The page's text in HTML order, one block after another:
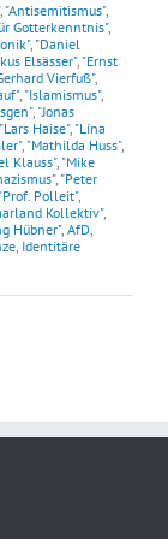
, "Antisemitismus",
Gotterkenntnis",
, "Daniel
Elsässer", "Ernst
Vierfuß",
, "Islamismus",
, "Jonas
"Lars Haise", "Lina
, "Mathilda Huss",
Klauss", "Mike
, "Peter
"Prof. Polleit",
Kollektiv",
Hübner", AfD,
, Identitäre